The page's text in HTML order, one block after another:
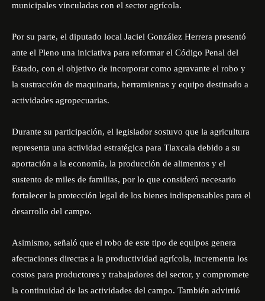
municipales vinculadas con el sector agrícola.
Por su parte, el diputado local Jaciel González Herrera presentó
ante el Pleno una iniciativa para reformar el Código Penal del
Estado, con el objetivo de incorporar como agravante el robo y
la sustracción de maquinaria, herramientas y equipo destinado a
actividades agropecuarias.
Durante su participación, el legislador sostuvo que la agricultura
representa una actividad estratégica para Tlaxcala debido a su
aportación a la economía, la producción de alimentos y el
sustento de miles de familias, por lo que consideró necesario
fortalecer la protección legal de los bienes indispensables para el
desarrollo del campo.
Asimismo, señaló que el robo de este tipo de equipos genera
afectaciones directas a la productividad agrícola, incrementa los
costos para productores y trabajadores del sector, y compromete
la continuidad de las actividades del campo. También advirtió